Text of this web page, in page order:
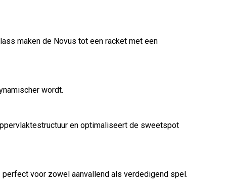
maken de Novus tot een racket met een
wordt.
en optimaliseert de sweetspot
voor zowel aanvallend als verdedigend spel.